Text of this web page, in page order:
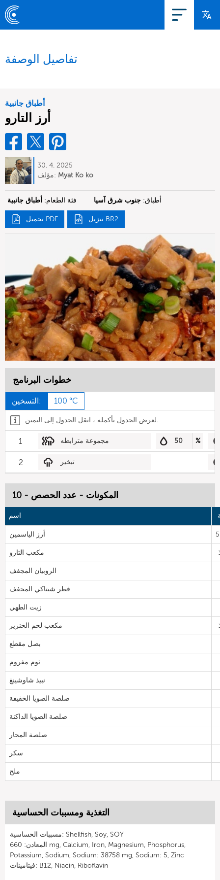
تفاصيل الوصفة
أطباق جانبية
أرز التارو
30. 4. 2025
مؤلف: Myat Ko ko
فئة الطعام: أطباق جانبية أطباق: جنوب شرق آسيا
تحميل PDF تنزيل BR2
خطوات البرنامج
التسخين: 100 °C
لعرض الجدول بأكمله ، انقل الجدول إلى اليمين.
1 مجموعة مترابطه 50 %
2 تبخير
المكونات - عدد الحصص - 10
اسم
أرز الياسمين
مكعب التارو
الروبيان المجفف
فطر شيتاكي المجفف
زيت الطهي
مكعب لحم الخنزير
بصل مقطع
ثوم مفروم
نبيذ شاوشينغ
صلصة الصويا الخفيفة
صلصة الصويا الداكنة
صلصة المحار
سكر
ملح
التغذية ومسببات الحساسية
مسببات الحساسية: Shellfish, Soy, SOY
المعادن: 660 mg, Calcium, Iron, Magnesium, Phosphorus,
Potassium, Sodium, Sodium: 38758 mg, Sodium: 5, Zinc
فيتامينات: B12, Niacin, Riboflavin